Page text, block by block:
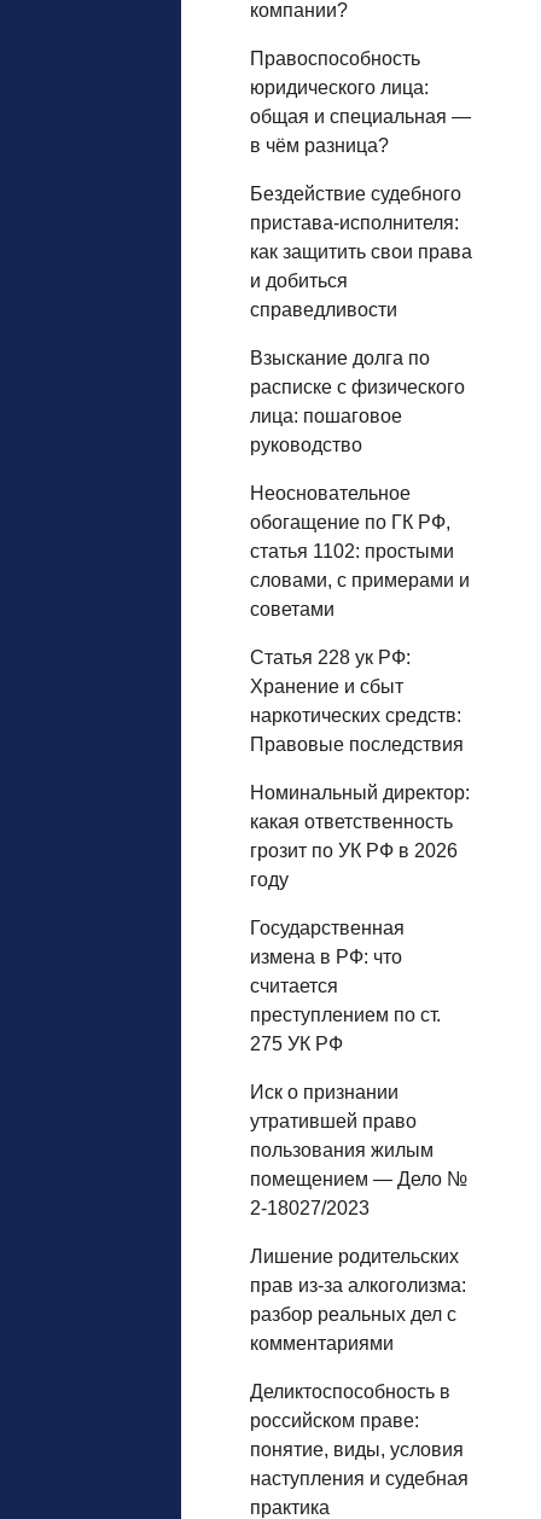
компании?
Правоспособность
юридического лица:
общая и специальная —
в чём разница?
Бездействие судебного
пристава-исполнителя:
как защитить свои права
и добиться
справедливости
Взыскание долга по
расписке с физического
лица: пошаговое
руководство
Неосновательное
обогащение по ГК РФ,
статья 1102: простыми
словами, с примерами и
советами
Статья 228 ук РФ:
Хранение и сбыт
наркотических средств:
Правовые последствия
Номинальный директор:
какая ответственность
грозит по УК РФ в 2026
году
Государственная
измена в РФ: что
считается
преступлением по ст.
275 УК РФ
Иск о признании
утратившей право
пользования жилым
помещением — Дело №
2-18027/2023
Лишение родительских
прав из‑за алкоголизма:
разбор реальных дел с
комментариями
Деликтоспособность в
российском праве:
понятие, виды, условия
наступления и судебная
практика